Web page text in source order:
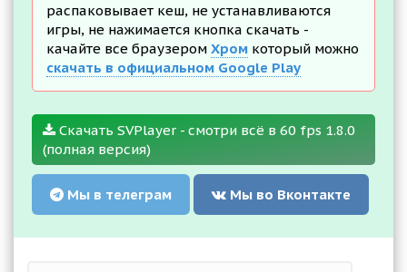
распаковывает кеш, не устанавливаются
игры, не нажимается кнопка скачать -
качайте все браузером Хром который можно
скачать в официальном Google Play
Скачать SVPlayer - смотри всё в 60 fps 1.8.0
(полная версия)
Мы в телеграм Мы во Вконтакте